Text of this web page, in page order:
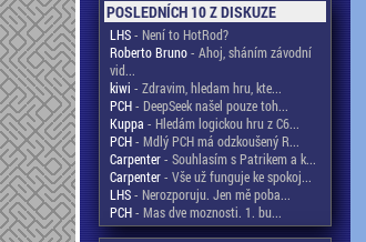
POSLEDNÍCH 10 Z DISKUZE
LHS- Není to HotRod?
Roberto Bruno- Ahoj, sháním závodní
vid...
kiwi - Zdravim, hledam hru, kte...
PCH- DeepSeek našel pouze toh...
Kuppa - Hledám logickou hru z C6...
PCH- Mdlý PCH má odzkoušený R...
Carpenter- Souhlasím s Patrikem a k...
Carpenter- Vše už funguje ke spokoj...
LHS- Nerozporuju. Jen mě poba...
PCH- Mas dve moznosti. 1. bu...